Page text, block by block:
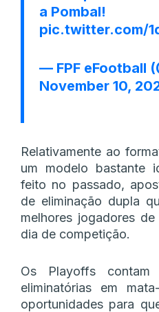
a Pombal!
pic.twitter.com/
— FPF eFootball
November 10,
Relativamente ao
um modelo bastante
feito no passado,
de eliminação dupla
melhores jogadores
dia de competição.
Os Playoffs contam
eliminatórias em
oportunidades para